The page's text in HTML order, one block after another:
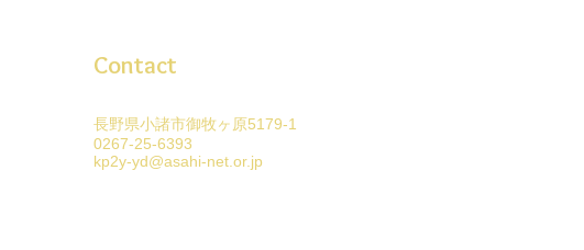
Contact
長野県小諸市御牧ヶ原5179-1
0267-25-6393
kp2y-yd@asahi-net.or.jp